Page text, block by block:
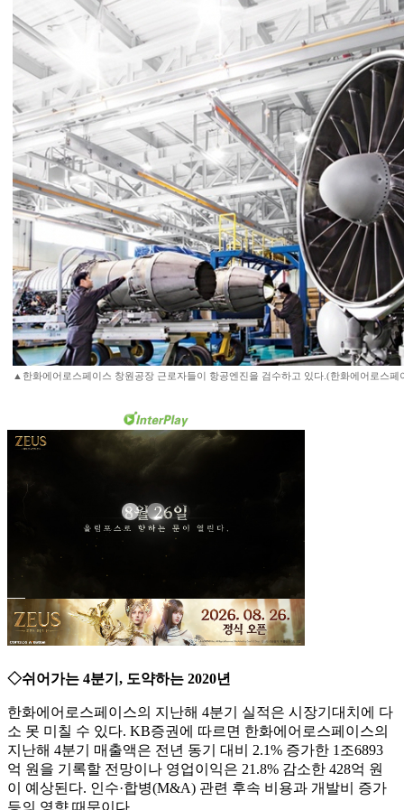
▲한화에어로스페이스 창원공장 근로자들이 항공엔진을 검수하고 있다.(한화에어로스페
◇쉬어가는 4분기, 도약하는 2020년
한화에어로스페이스의 지난해 4분기 실적은 시장기대치에 다
소 못 미칠 수 있다. KB증권에 따르면 한화에어로스페이스의
지난해 4분기 매출액은 전년 동기 대비 2.1% 증가한 1조6893
억 원을 기록할 전망이나 영업이익은 21.8% 감소한 428억 원
이 예상된다. 인수·합병(M&A) 관련 후속 비용과 개발비 증가